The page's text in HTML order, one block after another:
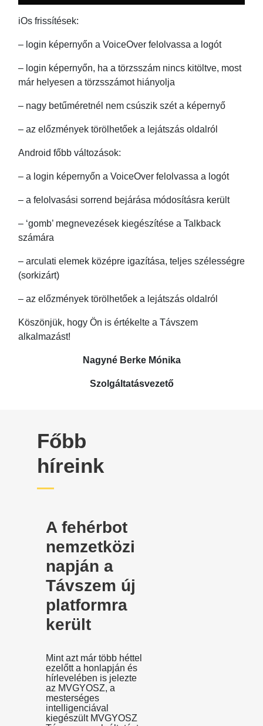
iOs frissítések:
– login képernyőn a VoiceOver felolvassa a logót
– login képernyőn, ha a törzsszám nincs kitöltve, most
már helyesen a törzsszámot hiányolja
– nagy betűméretnél nem csúszik szét a képernyő
– az előzmények törölhetőek a lejátszás oldalról
Android főbb változások:
– a login képernyőn a VoiceOver felolvassa a logót
– a felolvasási sorrend bejárása módosításra került
– ‘gomb’ megnevezések kiegészítése a Talkback
számára
– arculati elemek középre igazítása, teljes szélességre
(sorkizárt)
– az előzmények törölhetőek a lejátszás oldalról
Köszönjük, hogy Ön is értékelte a Távszem
alkalmazást!
Nagyné Berke Mónika
Szolgáltatásvezető
Főbb
híreink
A fehérbot
nemzetközi
napján a
Távszem új
platformra
került
Mint azt már több héttel
ezelőtt a honlapján és
hírlevelében is jelezte
az MVGYOSZ, a
mesterséges
intelligenciával
kiegészült MVGYOSZ